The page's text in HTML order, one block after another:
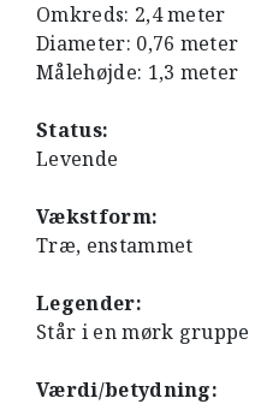
Omkreds: 2,4 meter
Diameter: 0,76 meter
Målehøjde: 1,3 meter
Status:
Levende
Vækstform:
Træ, enstammet
Legender:
Står i en mørk
Værdi/betydning: